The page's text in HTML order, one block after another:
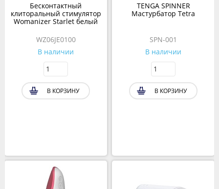
Бесконтактный
клиторальный стимулятор
Womanizer Starlet белый
WZ06JE0100
В наличии
В КОРЗИНУ
TENGA SPINNER
Мастурбатор Tetra
SPN-001
В наличии
В КОРЗИНУ